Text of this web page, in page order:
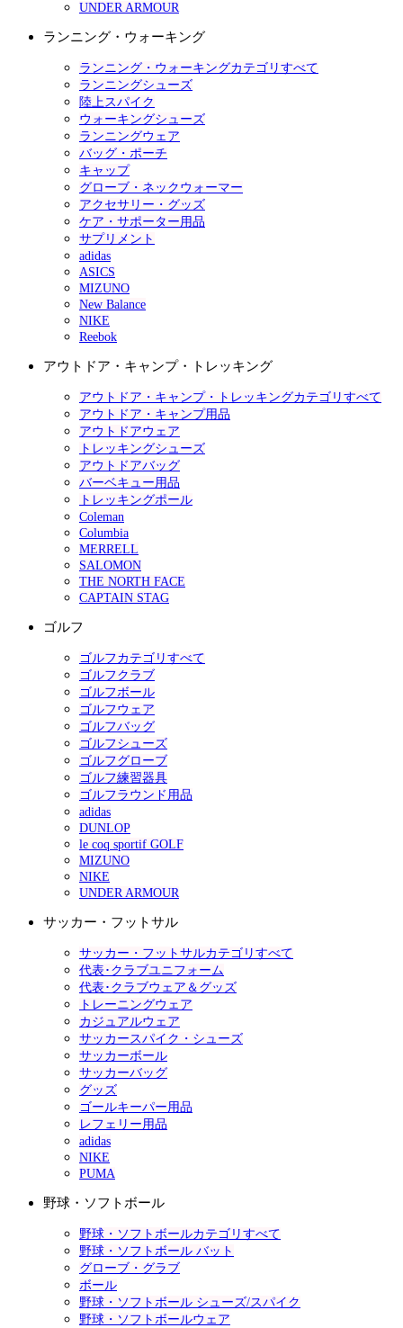
UNDER ARMOUR
ランニング・ウォーキング
ランニング・ウォーキングカテゴリすべて
ランニングシューズ
陸上スパイク
ウォーキングシューズ
ランニングウェア
バッグ・ポーチ
キャップ
グローブ・ネックウォーマー
アクセサリー・グッズ
ケア・サポーター用品
サプリメント
adidas
ASICS
MIZUNO
New Balance
NIKE
Reebok
アウトドア・キャンプ・トレッキング
アウトドア・キャンプ・トレッキングカテゴリすべて
アウトドア・キャンプ用品
アウトドアウェア
トレッキングシューズ
アウトドアバッグ
バーベキュー用品
トレッキングポール
Coleman
Columbia
MERRELL
SALOMON
THE NORTH FACE
CAPTAIN STAG
ゴルフ
ゴルフカテゴリすべて
ゴルフクラブ
ゴルフボール
ゴルフウェア
ゴルフバッグ
ゴルフシューズ
ゴルフグローブ
ゴルフ練習器具
ゴルフラウンド用品
adidas
DUNLOP
le coq sportif GOLF
MIZUNO
NIKE
UNDER ARMOUR
サッカー・フットサル
サッカー・フットサルカテゴリすべて
代表･クラブユニフォーム
代表･クラブウェア＆グッズ
トレーニングウェア
カジュアルウェア
サッカースパイク・シューズ
サッカーボール
サッカーバッグ
グッズ
ゴールキーパー用品
レフェリー用品
adidas
NIKE
PUMA
野球・ソフトボール
野球・ソフトボールカテゴリすべて
野球・ソフトボール バット
グローブ・グラブ
ボール
野球・ソフトボール シューズ/スパイク
野球・ソフトボールウェア